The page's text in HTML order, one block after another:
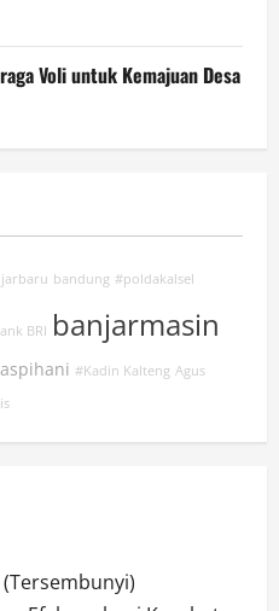
Voli untuk Kemajuan Desa
bandung #poldakalsel
BRI banjarmasin
aspihani #Kadin Kalteng Agus